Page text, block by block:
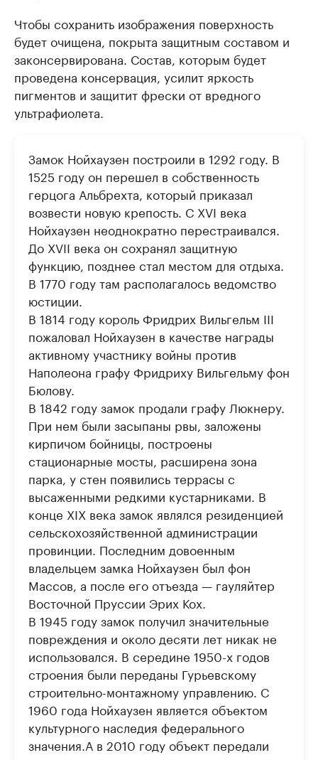
Чтобы сохранить изображения поверхность
будет очищена, покрыта защитным составом и
законсервирована. Состав, которым будет
проведена консервация, усилит яркость
пигментов и защитит фрески от вредного
ультрафиолета.
Замок Нойхаузен построили в 1292 году. В
1525 году он перешел в собственность
герцога Альбрехта, который приказал
возвести новую крепость. С XVI века
Нойхаузен неоднократно перестраивался.
До XVII века он сохранял защитную
функцию, позднее стал местом для отдыха.
В 1770 году там располагалось ведомство
юстиции.
В 1814 году король Фридрих Вильгельм III
пожаловал Нойхаузен в качестве награды
активному участнику войны против
Наполеона графу Фридриху Вильгельму фон
Бюлову.
В 1842 году замок продали графу Люкнеру.
При нем были засыпаны рвы, заложены
кирпичом бойницы, построены
стационарные мосты, расширена зона
парка, у стен появились террасы с
высаженными редкими кустарниками. В
конце XIX века замок являлся резиденцией
сельскохозяйственной администрации
провинции. Последним довоенным
владельцем замка Нойхаузен был фон
Массов, а после его отъезда — гауляйтер
Восточной Пруссии Эрих Кох.
В 1945 году замок получил значительные
повреждения и около десяти лет никак не
использовался. В середине 1950-х годов
строения были переданы Гурьевскому
строительно-монтажному управлению. С
1960 года Нойхаузен является объектом
культурного наследия федерального
значения.А в 2010 году объект передали